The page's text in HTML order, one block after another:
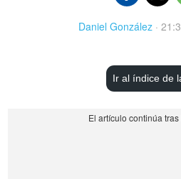
Daniel González ·
Ir al índice de